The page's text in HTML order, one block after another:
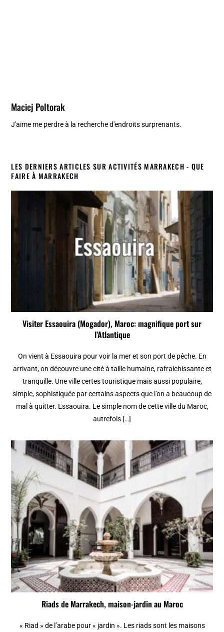
Maciej Poltorak
J'aime me perdre à la recherche d'endroits surprenants.
LES DERNIERS ARTICLES SUR ACTIVITÉS MARRAKECH - QUE
FAIRE À MARRAKECH
Visiter Essaouira (Mogador), Maroc: magnifique port sur
l’Atlantique
On vient à Essaouira pour voir la mer et son port de pêche. En
arrivant, on découvre une cité à taille humaine, rafraichissante et
tranquille. Une ville certes touristique mais aussi populaire,
simple, sophistiquée par certains aspects que l’on a beaucoup de
mal à quitter. Essaouira. Le simple nom de cette ville du Maroc,
autrefois […]
Riads de Marrakech, maison-jardin au Maroc
« Riad » de l’arabe pour « jardin ». Les riads sont les maisons